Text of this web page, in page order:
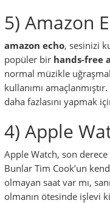
5) Amazon
amazon echo, sesinizi
popüler bir hands-free
normal müzikle
kullanımı
daha fazlasını yapmak
4) Apple
Apple Watch, son derece
Bunlar Tim Cook’un
olmayan saat var mı,
olmanın ötesinde işlevi